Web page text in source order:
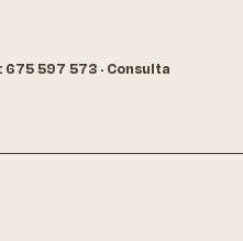
675 597 573 · Consulta